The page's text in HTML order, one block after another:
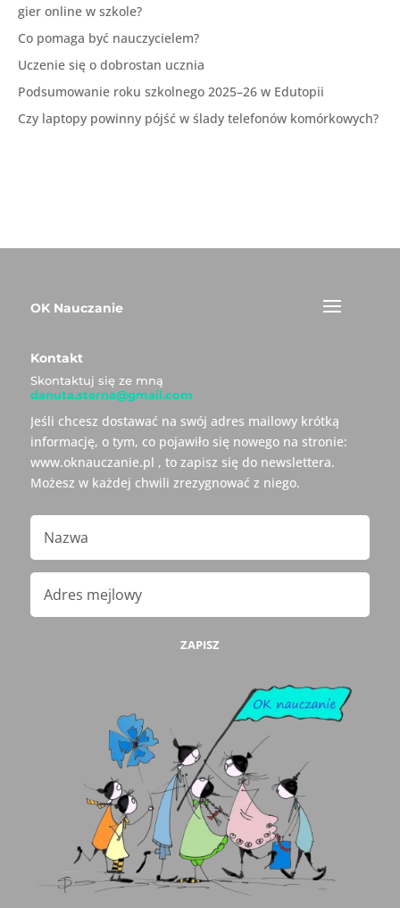
gier online w szkole?
Co pomaga być nauczycielem?
Uczenie się o dobrostan ucznia
Podsumowanie roku szkolnego 2025–26 w Edutopii
Czy laptopy powinny pójść w ślady telefonów komórkowych?
OK Nauczanie
Kontakt
Skontaktuj się ze mną
danuta.sterna@gmail.com
Jeśli chcesz dostawać na swój adres mailowy krótką
informację, o tym, co pojawiło się nowego na stronie:
www.oknauczanie.pl , to zapisz się do newslettera.
Możesz w każdej chwili zrezygnować z niego.
ZAPISZ